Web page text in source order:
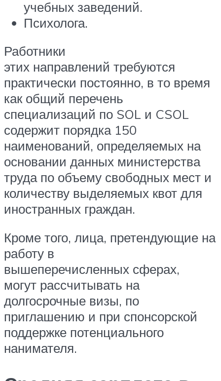
учебных заведений.
Психолога.
Работники
этих направлений требуются
практически постоянно, в то время
как общий перечень
специализаций по SOL и CSOL
содержит порядка 150
наименований, определяемых на
основании данных министерства
труда по объему свободных мест и
количеству выделяемых квот для
иностранных граждан.
Кроме того, лица, претендующие на
работу в
вышеперечисленных сферах,
могут рассчитывать на
долгосрочные визы, по
приглашению и при спонсорской
поддержке потенциального
нанимателя.